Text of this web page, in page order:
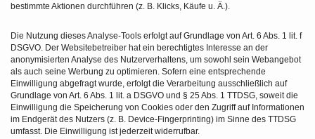
bestimmte Aktionen durchführen (z. B. Klicks, Käufe u. Ä.).
Die Nutzung dieses Analyse-Tools erfolgt auf Grundlage von Art. 6 Abs. 1 lit. f
DSGVO. Der Websitebetreiber hat ein berechtigtes Interesse an der
anonymisierten Analyse des Nutzerverhaltens, um sowohl sein Webangebot
als auch seine Werbung zu optimieren. Sofern eine entsprechende
Einwilligung abgefragt wurde, erfolgt die Verarbeitung ausschließlich auf
Grundlage von Art. 6 Abs. 1 lit. a DSGVO und § 25 Abs. 1 TTDSG, soweit die
Einwilligung die Speicherung von Cookies oder den Zugriff auf Informationen
im Endgerät des Nutzers (z. B. Device-Fingerprinting) im Sinne des TTDSG
umfasst. Die Einwilligung ist jederzeit widerrufbar.